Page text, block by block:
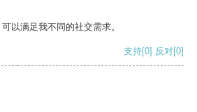
以满足我不同的社交需求。
支持[0] 反对[0]